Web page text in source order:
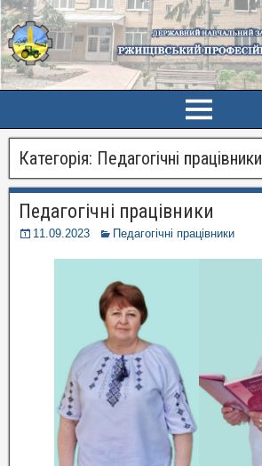
Категорія: Педагогічні працівники
Педагогічні працівники
11.09.2023 Педагогічні працівники